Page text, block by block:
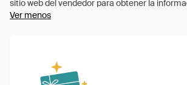
Ver menos